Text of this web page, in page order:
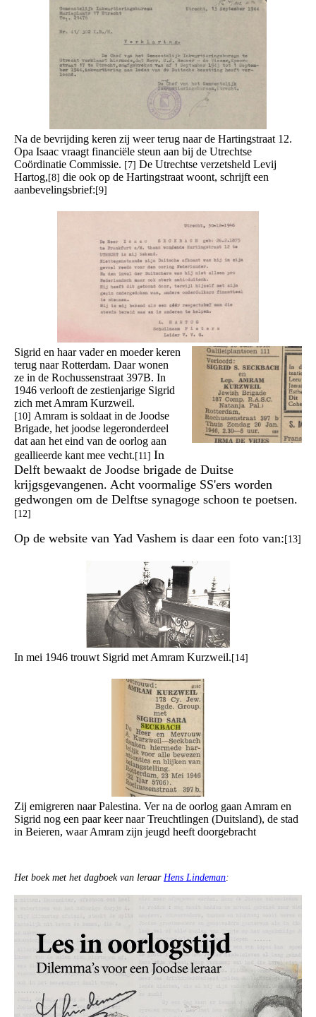
Na de bevrijding keren zij weer terug naar de Hartingstraat 12.
Opa Isaac vraagt financiële steun aan bij de Utrechtse
Coördinatie Commissie. [7] De Utrechtse verzetsheld Levij
Hartog, [8] die ook op de Hartingstraat woont, schrijft een
aanbevelingsbrief: [9]
Sigrid en haar vader en moeder keren
terug naar Rotterdam. Daar wonen
ze in de Rochussenstraat 397B. In
1946 verlooft de zestienjarige Sigrid
zich met Amram Kurzweil.
[10] Amram is soldaat in de Joodse
Brigade, het joodse legeronderdeel
dat aan het eind van de oorlog aan
geallieerde kant mee vecht. [11] In
Delft bewaakt de Joodse brigade de Duitse
krijgsgevangenen. Acht voormalige SS'ers worden
gedwongen om de Delftse synagoge schoon te poetsen.
[12]
Op de website van Yad Vashem is daar een foto van: [13]
In mei 1946 trouwt Sigrid met Amram Kurzweil. [14]
Zij emigreren naar Palestina. Ver na de oorlog gaan Amram en
Sigrid nog een paar keer naar Treuchtlingen (Duitsland), de stad
in Beieren, waar Amram zijn jeugd heeft doorgebracht
Het boek met het dagboek van leraar Hens Lindeman: